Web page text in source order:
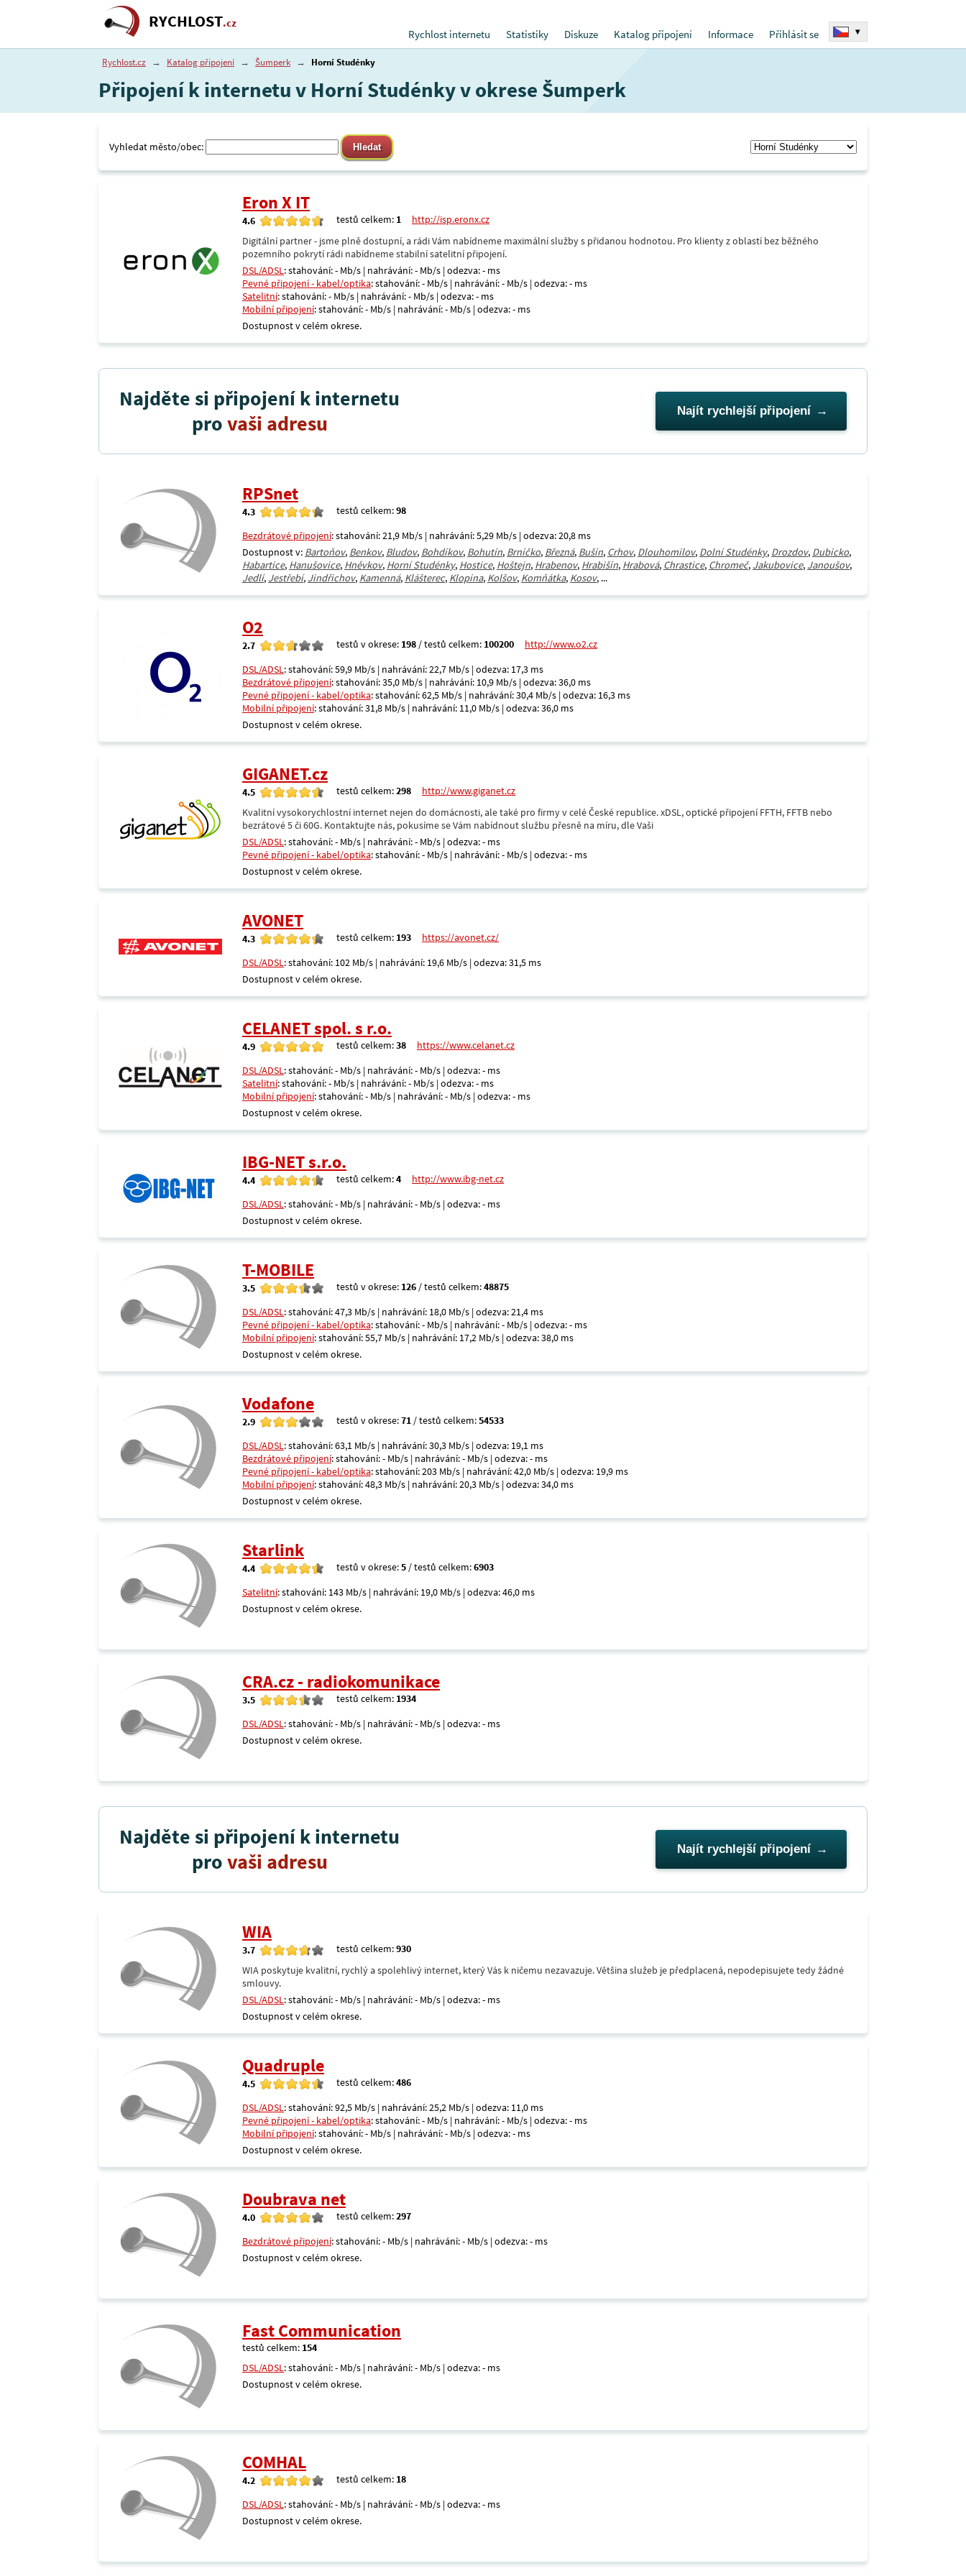
RYCHLOST.cz
Rychlost internetu
Statistiky Diskuze Katalog připojení Informace Přihlásit se ▾
Rychlost.cz → Katalog připojení → Šumperk → Horní Studénky
Připojení k internetu v Horní Studénky v okrese Šumperk
Vyhledat město/obec:
Eron X IT
4.6 testů celkem: 1
http://isp.eronx.cz
Digitální partner - jsme plně dostupní, a rádi Vám nabídneme maximální služby s přidanou hodnotou. Pro klienty z oblastí bez běžného
pozemního pokrytí rádi nabídneme stabilní satelitní připojení.
DSL/ADSL: stahování: - Mb/s | nahrávání: - Mb/s | odezva: - ms
Pevné připojení - kabel/optika: stahování: - Mb/s | nahrávání: - Mb/s | odezva: - ms
Satelitní: stahování: - Mb/s | nahrávání: - Mb/s | odezva: - ms
Mobilní připojení: stahování: - Mb/s | nahrávání: - Mb/s | odezva: - ms
Dostupnost v celém okrese.
Najděte si připojení k internetu
provaši adresu Najít rychlejší připojení
RPSnet
4.3 testů celkem:98
Bezdrátové připojení: stahování: 21,9 Mb/s | nahrávání: 5,29 Mb/s | odezva: 20,8 ms
Dostupnost v: Bartoňov, Benkov, Bludov, Bohdíkov, Bohutín, Brníčko, Březná, Bušín, Crhov, Dlouhomilov, Dolní Studénky, Drozdov, Dubicko,
Habartice, Hanušovice, Hněvkov, Horní Studénky, Hostice, Hoštejn, Hrabenov, Hrabišín, Hrabová, Chrastice, Chromeč, Jakubovice, Janoušov,
Jedlí, Jestřebí, Jindřichov, Kamenná, Klášterec, Klopina, Kolšov, Komňátka, Kosov, ...
O2
2.7 testů v okrese: 198 / testů celkem: 100200
http://www.o2.cz
DSL/ADSL: stahování: 59,9 Mb/s | nahrávání: 22,7 Mb/s | odezva: 17,3 ms
Bezdrátové připojení: stahování: 35,0 Mb/s | nahrávání: 10,9 Mb/s | odezva: 36,0 ms
Pevné připojení - kabel/optika: stahování: 62,5 Mb/s | nahrávání: 30,4 Mb/s | odezva: 16,3 ms
Mobilní připojení: stahování: 31,8 Mb/s | nahrávání: 11,0 Mb/s | odezva: 36,0 ms
Dostupnost v celém okrese.
GIGANET.cz
4.5 testů celkem:298
http://www.giganet.cz
Kvalitní vysokorychlostní internet nejen do domácnosti, ale také pro firmy v celé České republice. xDSL, optické připojení FFTH, FFTB nebo
bezrátové 5 či 60G. Kontaktujte nás, pokusíme se Vám nabídnout službu přesně na míru, dle Vaši
DSL/ADSL: stahování: - Mb/s | nahrávání: - Mb/s | odezva: - ms
Pevné připojení - kabel/optika: stahování: - Mb/s | nahrávání: - Mb/s | odezva: - ms
Dostupnost v celém okrese.
AVONET
4.3 testů celkem: 193
https://avonet.cz/
DSL/ADSL: stahování: 102 Mb/s | nahrávání: 19,6 Mb/s | odezva: 31,5 ms
Dostupnost v celém okrese.
CELANET spol. s r.o.
4.9 testů celkem:38
https://www.celanet.cz
DSL/ADSL: stahování: - Mb/s | nahrávání: - Mb/s | odezva: - ms
Satelitní: stahování: - Mb/s | nahrávání: - Mb/s | odezva: - ms
Mobilní připojení: stahování: - Mb/s | nahrávání: - Mb/s | odezva: - ms
Dostupnost v celém okrese.
IBG-NET s.r.o.
4.4 testů celkem:4
http://www.ibg-net.cz
DSL/ADSL: stahování: - Mb/s | nahrávání: - Mb/s | odezva: - ms
Dostupnost v celém okrese.
T-MOBILE
3.5 testů v okrese: 126 / testů celkem:48875
DSL/ADSL: stahování: 47,3 Mb/s | nahrávání: 18,0 Mb/s | odezva: 21,4 ms
Pevné připojení - kabel/optika: stahování: - Mb/s | nahrávání: - Mb/s | odezva: - ms
Mobilní připojení: stahování: 55,7 Mb/s | nahrávání: 17,2 Mb/s | odezva: 38,0 ms
Dostupnost v celém okrese.
Vodafone
2.9 testů v okrese:71 / testů celkem:54533
DSL/ADSL: stahování: 63,1 Mb/s | nahrávání: 30,3 Mb/s | odezva: 19,1 ms
Bezdrátové připojení: stahování: - Mb/s | nahrávání: - Mb/s | odezva: - ms
Pevné připojení - kabel/optika: stahování: 203 Mb/s | nahrávání: 42,0 Mb/s | odezva: 19,9 ms
Mobilní připojení: stahování: 48,3 Mb/s | nahrávání: 20,3 Mb/s | odezva: 34,0 ms
Dostupnost v celém okrese.
Starlink
4.4 testů v okrese:5 / testů celkem:6903
Satelitní: stahování: 143 Mb/s | nahrávání: 19,0 Mb/s | odezva: 46,0 ms
Dostupnost v celém okrese.
CRA.cz - radiokomunikace
3.5 testů celkem: 1934
DSL/ADSL: stahování: - Mb/s | nahrávání: - Mb/s | odezva: - ms
Dostupnost v celém okrese.
Najděte si připojení k internetu
provaši adresu Najít rychlejší připojení
WIA
3.7 testů celkem:930
WIA poskytuje kvalitní, rychlý a spolehlivý internet, který Vás k ničemu nezavazuje. Většina služeb je předplacená, nepodepisujete tedy žádné
smlouvy.
DSL/ADSL: stahování: - Mb/s | nahrávání: - Mb/s | odezva: - ms
Dostupnost v celém okrese.
Quadruple
4.5 testů celkem:486
DSL/ADSL: stahování: 92,5 Mb/s | nahrávání: 25,2 Mb/s | odezva: 11,0 ms
Pevné připojení - kabel/optika: stahování: - Mb/s | nahrávání: - Mb/s | odezva: - ms
Mobilní připojení: stahování: - Mb/s | nahrávání: - Mb/s | odezva: - ms
Dostupnost v celém okrese.
Doubrava net
4.0 testů celkem:297
Bezdrátové připojení: stahování: - Mb/s | nahrávání: - Mb/s | odezva: - ms
Dostupnost v celém okrese.
Fast Communication
testů celkem: 154
DSL/ADSL: stahování: - Mb/s | nahrávání: - Mb/s | odezva: - ms
Dostupnost v celém okrese.
COMHAL
4.2 testů celkem: 18
DSL/ADSL: stahování: - Mb/s | nahrávání: - Mb/s | odezva: - ms
Dostupnost v celém okrese.